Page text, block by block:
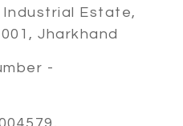
Industrial Estate,
Jharkhand
-